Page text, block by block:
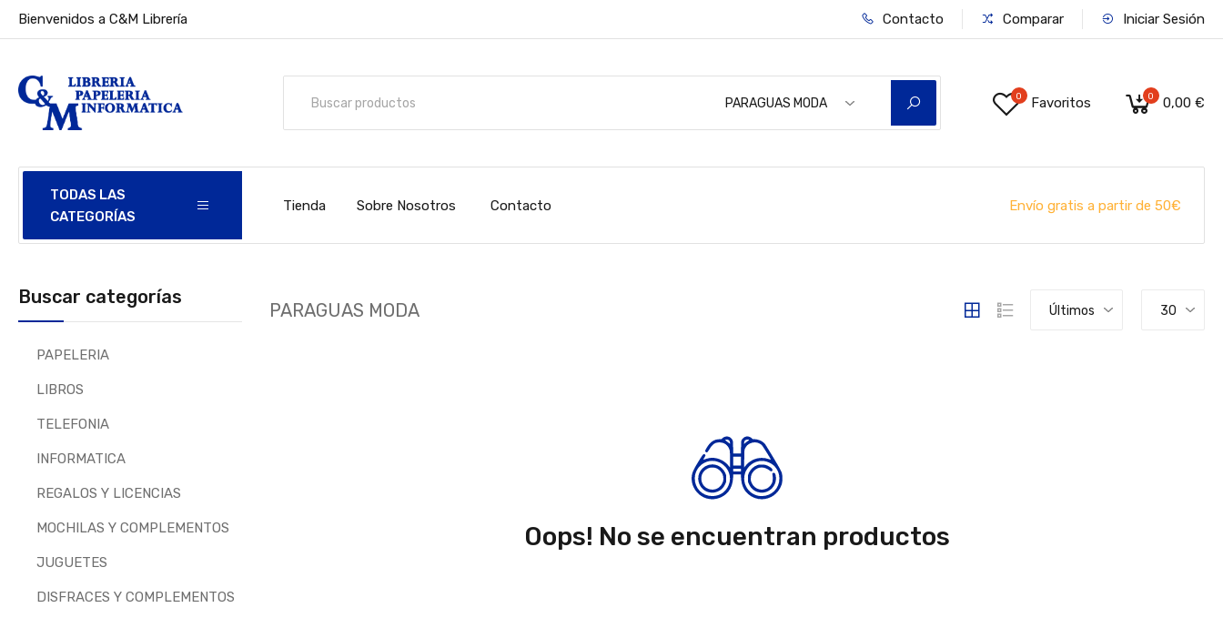
Bienvenidos a C&M Librería Contacto Comparar Iniciar Sesión
PARAGUAS MODA 0 Favoritos 0 0,00 €
TODAS LAS
CATEGORÍAS
Tienda Sobre Nosotros Contacto Envío gratis a partir de 50€
Buscar categorías
PAPELERIA
LIBROS
TELEFONIA
INFORMATICA
REGALOS Y LICENCIAS
MOCHILAS Y COMPLEMENTOS
JUGUETES
DISFRACES Y COMPLEMENTOS
PARAGUAS MODA Últimos 30
Oops! No se encuentran productos